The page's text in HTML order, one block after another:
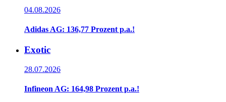
04.08.2026
Adidas AG: 136,77 Prozent p.a.!
Exotic
28.07.2026
Infineon AG: 164,98 Prozent p.a.!